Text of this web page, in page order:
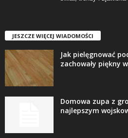
JESZCZE WIĘCEJ WIADOMOŚCI
Jak pielęgnować
zachowały piękny
Domowa zupa z
najlepszym